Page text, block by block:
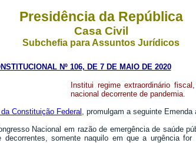
Presidência da República
Casa Civil
Subchefia para Assuntos Jurídicos
Nº 106, DE 7 DE MAIO DE 2020
Institui regime extraordinário
nacional decorrente de pandemia.
Constituição Federal, promulgam a seguinte
Nacional em razão de emergência de saúde
somente naquilo em que a urgência